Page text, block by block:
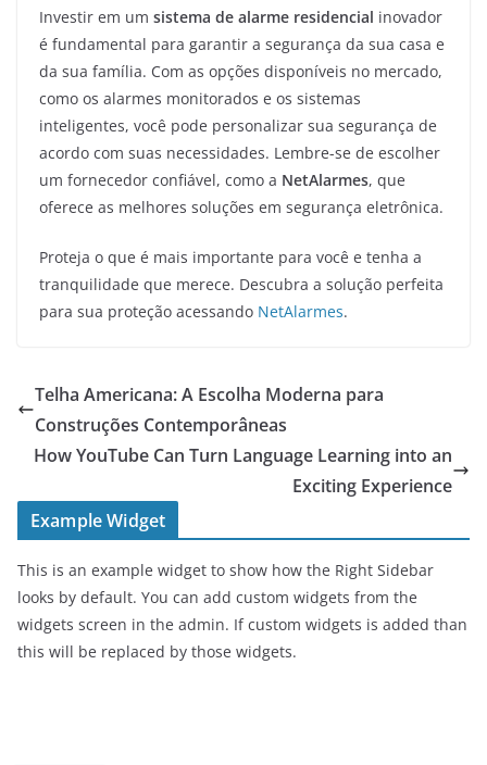
Investir em um sistema de alarme residencial inovador
é fundamental para garantir a segurança da sua casa e
da sua família. Com as opções disponíveis no mercado,
como os alarmes monitorados e os sistemas
inteligentes, você pode personalizar sua segurança de
acordo com suas necessidades. Lembre-se de escolher
um fornecedor confiável, como a NetAlarmes, que
oferece as melhores soluções em segurança eletrônica.
Proteja o que é mais importante para você e tenha a
tranquilidade que merece. Descubra a solução perfeita
para sua proteção acessando NetAlarmes.
Telha Americana: A Escolha Moderna para
Construções Contemporâneas
How YouTube Can Turn Language Learning into an
Exciting Experience
Example Widget
This is an example widget to show how the Right Sidebar
looks by default. You can add custom widgets from the
widgets screen in the admin. If custom widgets is added than
this will be replaced by those widgets.